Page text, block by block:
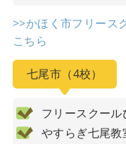
>>かほく市フリース
こちら
七尾市（4校）
フリースクール
やすらぎ七尾教